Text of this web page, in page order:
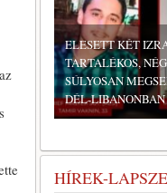
ELESETT KÉT
TARTALÉKOS,
SÚLYOSAN
DÉL-LIBANONBAN
HÍREK-